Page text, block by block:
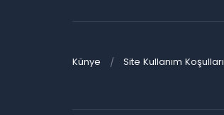
Künye Site Kullanım Koşulları